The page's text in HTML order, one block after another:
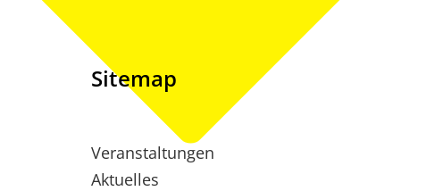
Sitemap
Veranstaltungen
Aktuelles